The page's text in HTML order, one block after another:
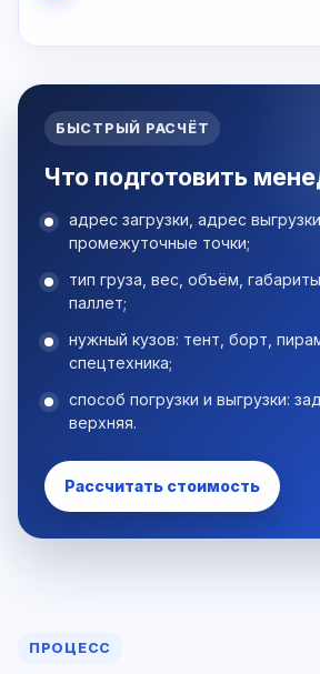
БЫСТРЫЙ РАСЧЁТ
Что подготовить
адрес загрузки, адрес
промежуточные точки;
тип груза, вес, объём,
паллет;
нужный кузов: тент, борт,
спецтехника;
способ погрузки и выгрузки:
верхняя.
Рассчитать стоимость
ПРОЦЕСС